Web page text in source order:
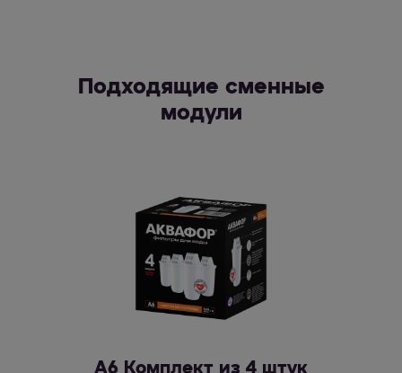
Подходящие сменные
модули
А6 Комплект из 4 штук